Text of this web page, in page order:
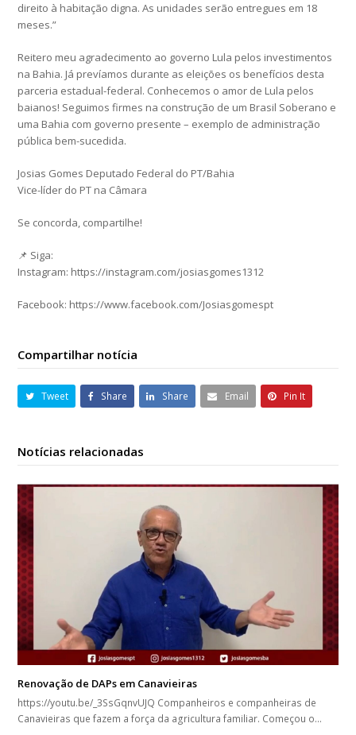
direito à habitação digna. As unidades serão entregues em 18
meses.”
Reitero meu agradecimento ao governo Lula pelos investimentos
na Bahia. Já prevíamos durante as eleições os benefícios desta
parceria estadual-federal. Conhecemos o amor de Lula pelos
baianos! Seguimos firmes na construção de um Brasil Soberano e
uma Bahia com governo presente – exemplo de administração
pública bem-sucedida.
Josias Gomes Deputado Federal do PT/Bahia
Vice-líder do PT na Câmara
Se concorda, compartilhe!
📌 Siga:
Instagram: https://instagram.com/josiasgomes1312
Facebook: https://www.facebook.com/Josiasgomespt
Compartilhar notícia
Tweet Share Share Email Pin It
Notícias relacionadas
Renovação de DAPs em Canavieiras
https://youtu.be/_3SsGqnvUJQ Companheiros e companheiras de
Canavieiras que fazem a força da agricultura familiar. Começou o…